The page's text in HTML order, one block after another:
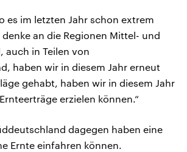
es im letzten Jahr schon extrem
an die Regionen Mittel- und
auch in Teilen von
haben wir in diesem Jahr erneut
gehabt, haben wir in diesem Jahr
erzielen können.“
dagegen haben eine
Ernte einfahren können.